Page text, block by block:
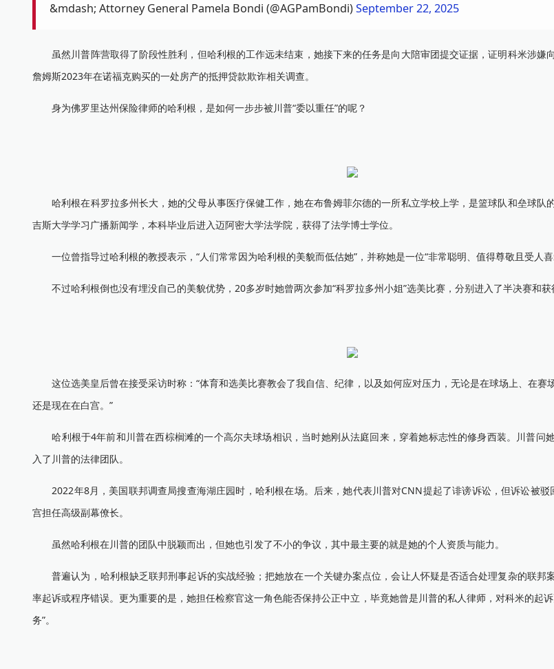
&mdash; Attorney General Pamela Bondi (@AGPamBondi)September 22, 2025
虽然川普阵营取得了阶段性胜利，但哈利根的工作远未结束，她接下来的任务是向大陪审团提交证据，证明科米涉嫌
詹姆斯2023年在诺福克购买的一处房产的抵押贷款欺诈相关调查。
身为佛罗里达州保险律师的哈利根，是如何一步步被川普“委以重任”的呢？
哈利根在科罗拉多州长大，她的父母从事医疗保健工作，她在布鲁姆菲尔德的一所私立学校上学，是篮球队和垒球队
吉斯大学学习广播新闻学，本科毕业后进入迈阿密大学法学院，获得了法学博士学位。
一位曾指导过哈利根的教授表示，“人们常常因为哈利根的美貌而低估她”，并称她是一位“非常聪明、值得尊敬且受人喜
不过哈利根倒也没有埋没自己的美貌优势，20多岁时她曾两次参加“科罗拉多州小姐”选美比赛，分别进入了半决赛和获
这位选美皇后曾在接受采访时称：“体育和选美比赛教会了我自信、纪律，以及如何应对压力，无论是在球场上、在赛
还是现在在白宫。”
哈利根于4年前和川普在西棕榈滩的一个高尔夫球场相识，当时她刚从法庭回来，穿着她标志性的修身西装。川普问
入了川普的法律团队。
2022年8月，美国联邦调查局搜查海湖庄园时，哈利根在场。后来，她代表川普对CNN提起了诽谤诉讼，但诉讼被驳
宫担任高级副幕僚长。
虽然哈利根在川普的团队中脱颖而出，但她也引发了不小的争议，其中最主要的就是她的个人资质与能力。
普遍认为，哈利根缺乏联邦刑事起诉的实战经验；把她放在一个关键办案点位，会让人怀疑是否适合处理复杂的联邦
率起诉或程序错误。更为重要的是，她担任检察官这一角色能否保持公正中立，毕竟她曾是川普的私人律师，对科米的起
务”。